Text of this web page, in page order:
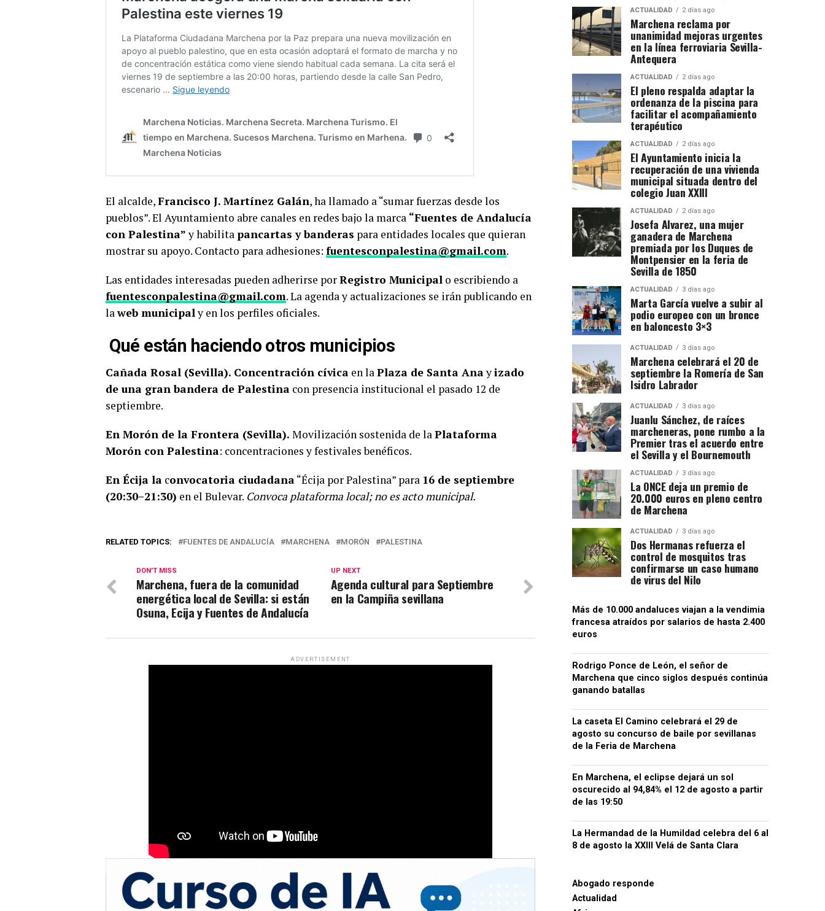
El alcalde,Francisco J. Martínez Galán, ha llamado a “sumar fuerzas desde los
pueblos”. El Ayuntamiento abre canales en redes bajo la marca “Fuentes de Andalucía
con Palestina”y habilita pancartas y banderas para entidades locales que quieran
mostrar su apoyo. Contacto para adhesiones: fuentesconpalestina@gmail.com.
Las entidades interesadas pueden adherirse porRegistro Municipal o escribiendo a
fuentesconpalestina@gmail.com. La agenda y actualizaciones se irán publicando en
laweb municipaly en los perfiles oficiales.
Qué están haciendo otros municipios
Cañada Rosal (Sevilla). Concentración cívica en laPlaza de Santa Anayizado
de una gran bandera de Palestina con presencia institucional el pasado 12 de
septiembre.
En Morón de la Frontera (Sevilla). Movilización sostenida de laPlataforma
Morón con Palestina: concentraciones y festivales benéficos.
En Écija la convocatoria ciudadana“Écija por Palestina” para 16 de septiembre
(20:30–21:30) en el Bulevar. Convoca plataforma local; no es acto municipal.
RELATED TOPICS: FUENTES DE ANDALUCÍA MARCHENA MORÓN PALESTINA
UP NEXT
Agenda cultural para Septiembre
en la Campiña sevillana
DON'T MISS
Marchena, fuera de la comunidad
energética local de Sevilla: si están
Osuna, Ecija y Fuentes de Andalucía
ADVERTISEMENT
ACTUALIDAD 2 días ago
Marchena reclama por
unanimidad mejoras urgentes
en la línea ferroviaria Sevilla-
Antequera
ACTUALIDAD 2 días ago
El pleno respalda adaptar la
ordenanza de la piscina para
facilitar el acompañamiento
terapéutico
ACTUALIDAD 2 días ago
El Ayuntamiento inicia la
recuperación de una vivienda
municipal situada dentro del
colegio Juan XXIII
ACTUALIDAD 2 días ago
Josefa Alvarez, una mujer
ganadera de Marchena
premiada por los Duques de
Montpensier en la feria de
Sevilla de 1850
ACTUALIDAD 3 días ago
Marta García vuelve a subir al
podio europeo con un bronce
en baloncesto 3×3
ACTUALIDAD 3 días ago
Marchena celebrará el 20 de
septiembre la Romería de San
Isidro Labrador
ACTUALIDAD 3 días ago
Juanlu Sánchez, de raíces
marcheneras, pone rumbo a la
Premier tras el acuerdo entre
el Sevilla y el Bournemouth
ACTUALIDAD 3 días ago
La ONCE deja un premio de
20.000 euros en pleno centro
de Marchena
ACTUALIDAD 3 días ago
Dos Hermanas refuerza el
control de mosquitos tras
confirmarse un caso humano
de virus del Nilo
Más de 10.000 andaluces viajan a la vendimia
francesa atraídos por salarios de hasta 2.400
euros
Rodrigo Ponce de León, el señor de
Marchena que cinco siglos después continúa
ganando batallas
La caseta El Camino celebrará el 29 de
agosto su concurso de baile por sevillanas
de la Feria de Marchena
En Marchena, el eclipse dejará un sol
oscurecido al 94,84% el 12 de agosto a partir
de las 19:50
La Hermandad de la Humildad celebra del 6 al
8 de agosto la XXIII Velá de Santa Clara
Abogado responde
Actualidad